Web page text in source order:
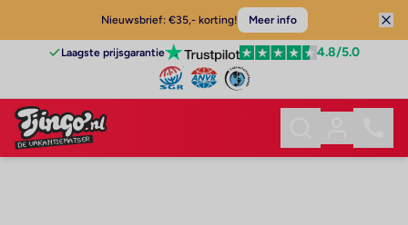
Nieuwsbrief: €35,- korting! Meer info
Laagste prijsgarantie 4.8/5.0